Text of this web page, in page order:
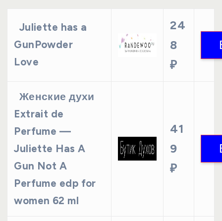
Juliette has a
GunPowder
Love
24
8
₽
Женские духи
Extrait de
Perfume —
Juliette Has A
Gun Not A
Perfume edp for
women 62 ml
41
9
₽